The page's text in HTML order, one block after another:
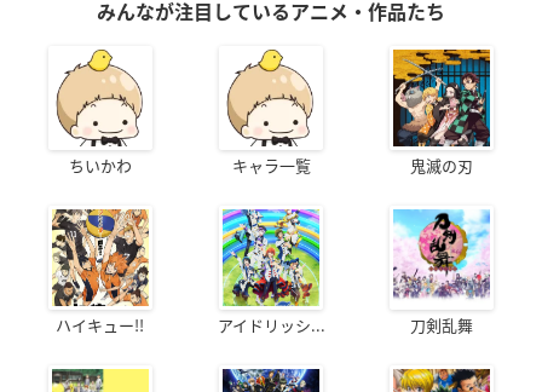
みんなが注目しているアニメ・作品たち
ちいかわ キャラ一覧 鬼滅の刃
ハイキュー!! アイドリッシ... 刀剣乱舞